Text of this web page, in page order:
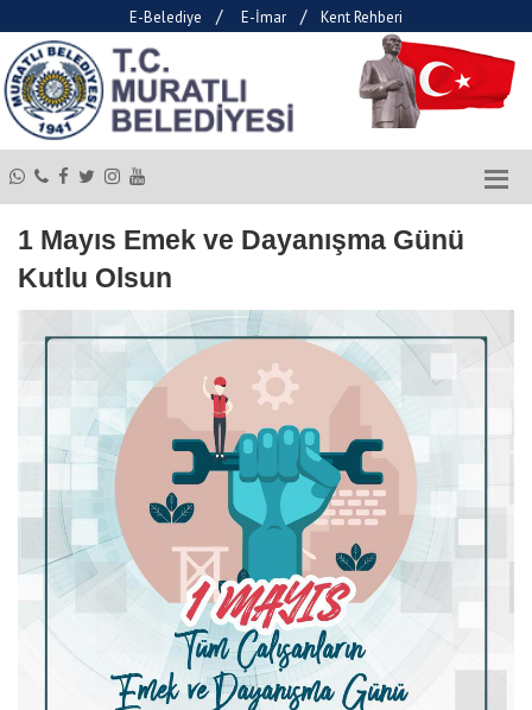
E-Belediye / E-İmar / Kent Rehberi
1 Mayıs Emek ve Dayanışma Günü
Kutlu Olsun